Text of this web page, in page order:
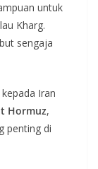
untuk
Kharg.
sengaja
Iran
Hormuz,
penting di